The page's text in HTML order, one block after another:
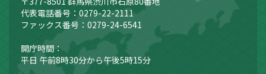
代表電話番号：0279-22-2111
ファックス番号：0279-24-6541
開庁時間：
平日 午前8時30分から午後5時15分